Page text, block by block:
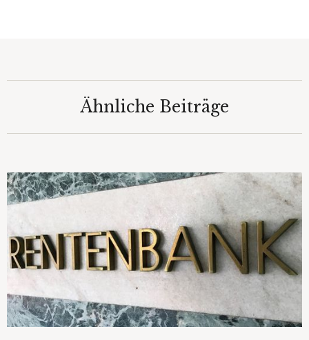
Ähnliche Beiträge